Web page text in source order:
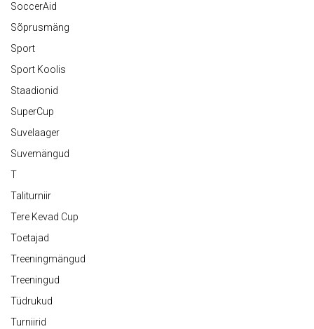
SoccerAid
Sõprusmäng
Sport
Sport Koolis
Staadionid
SuperCup
Suvelaager
Suvemängud
T
Taliturniir
Tere Kevad Cup
Toetajad
Treeningmängud
Treeningud
Tüdrukud
Turniirid